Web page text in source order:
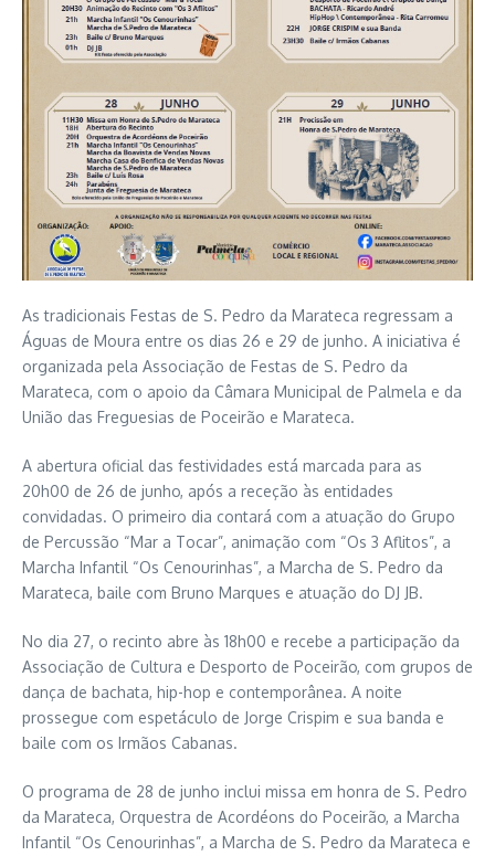
As tradicionais Festas de S. Pedro da Marateca regressam a
Águas de Moura entre os dias 26 e 29 de junho. A iniciativa é
organizada pela Associação de Festas de S. Pedro da
Marateca, com o apoio da Câmara Municipal de Palmela e da
União das Freguesias de Poceirão e Marateca.
A abertura oficial das festividades está marcada para as
20h00 de 26 de junho, após a receção às entidades
convidadas. O primeiro dia contará com a atuação do Grupo
de Percussão “Mar a Tocar”, animação com “Os 3 Aflitos”, a
Marcha Infantil “Os Cenourinhas”, a Marcha de S. Pedro da
Marateca, baile com Bruno Marques e atuação do DJ JB.
No dia 27, o recinto abre às 18h00 e recebe a participação da
Associação de Cultura e Desporto de Poceirão, com grupos de
dança de bachata, hip-hop e contemporânea. A noite
prossegue com espetáculo de Jorge Crispim e sua banda e
baile com os Irmãos Cabanas.
O programa de 28 de junho inclui missa em honra de S. Pedro
da Marateca, Orquestra de Acordéons do Poceirão, a Marcha
Infantil “Os Cenourinhas”, a Marcha de S. Pedro da Marateca e